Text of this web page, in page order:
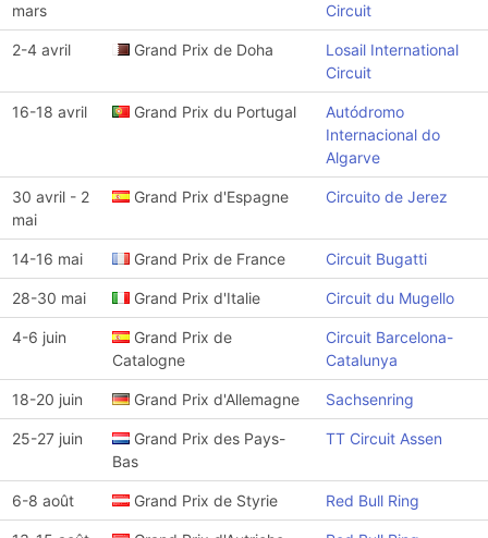
mars
Circuit
2-4 avril Grand Prix de Doha
Losail International
Circuit
16-18 avril Grand Prix du Portugal
Autódromo
Internacional do
Algarve
30 avril - 2
mai
Grand Prix d'Espagne Circuito de Jerez
14-16 mai Grand Prix de France Circuit Bugatti
28-30 mai Grand Prix d'Italie Circuit du Mugello
4-6 juin
Grand Prix de
Catalogne
Circuit Barcelona-
Catalunya
18-20 juin Grand Prix d'Allemagne Sachsenring
25-27 juin
Grand Prix des Pays-
Bas
TT Circuit Assen
6-8 août Grand Prix de Styrie Red Bull Ring